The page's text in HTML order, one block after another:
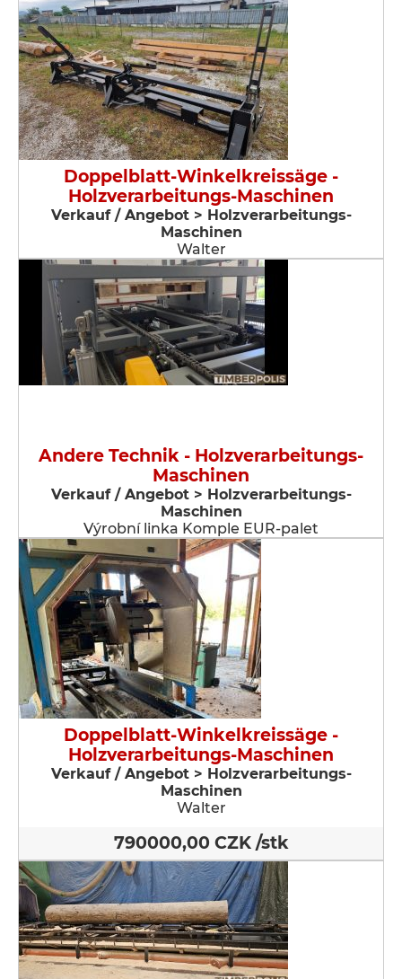
Doppelblatt-Winkelkreissäge -
Holzverarbeitungs-Maschinen
Verkauf / Angebot > Holzverarbeitungs-
Maschinen
Walter
Andere Technik - Holzverarbeitungs-
Maschinen
Verkauf / Angebot > Holzverarbeitungs-
Maschinen
Výrobní linka Komple EUR-palet
Doppelblatt-Winkelkreissäge -
Holzverarbeitungs-Maschinen
Verkauf / Angebot > Holzverarbeitungs-
Maschinen
Walter
790000,00 CZK /stk